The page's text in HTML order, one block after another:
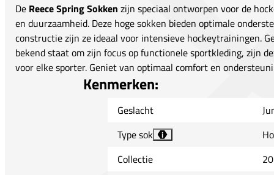
De Reece Spring Sokken zijn speciaal ontworpen voor de
en duurzaamheid. Deze hoge sokken bieden optimale
constructie zijn ze ideaal voor intensieve hockeytrainingen.
bekend staat om zijn focus op functionele sportkleding, zijn
voor elke sporter. Geniet van optimaal comfort en
Kenmerken:
Geslacht
Type sok
i
Collectie